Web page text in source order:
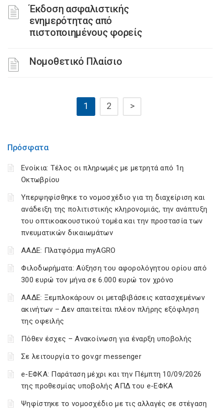
Έκδοση ασφαλιστικής
ενημερότητας από
πιστοποιημένους φορείς
Νομοθετικό Πλαίσιο
1 2 >
Πρόσφατα
Ενοίκια: Τέλος οι πληρωμές με μετρητά από 1η
Οκτωβρίου
Υπερψηφίσθηκε το νομοσχέδιο για τη διαχείριση και
ανάδειξη της πολιτιστικής κληρονομιάς, την ανάπτυξη
του οπτικοακουστικού τομέα και την προστασία των
πνευματικών δικαιωμάτων
ΑΑΔΕ: Πλατφόρμα myAGRO
Φιλοδωρήματα: Αύξηση του αφορολόγητου ορίου από
300 ευρώ τον μήνα σε 6.000 ευρώ τον χρόνο
ΑΑΔΕ: Ξεμπλοκάρουν οι μεταβιβάσεις κατασχεμένων
ακινήτων – Δεν απαιτείται πλέον πλήρης εξόφληση
της οφειλής
Πόθεν έσχες – Ανακοίνωση για έναρξη υποβολής
Σε λειτουργία το gov.gr messenger
e-ΕΦΚΑ: Παράταση μέχρι και την Πέμπτη 10/09/2026
της προθεσμίας υποβολής ΑΠΔ του e-ΕΦΚΑ
Ψηφίστηκε το νομοσχέδιο με τις αλλαγές σε στέγαση